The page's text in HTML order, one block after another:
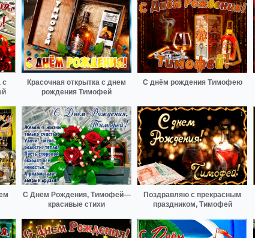
с
Красочная открытка с днем
рождения Тимофей
С днём рождения Тимофею
С Днём Рождения, Тимофей—
красивые стихи
Поздравляю с прекрасным
праздником, Тимофей